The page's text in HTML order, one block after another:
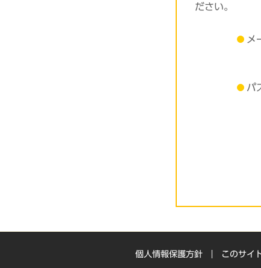
ださい。
メ
パ
個人情報保護方針 このサイ